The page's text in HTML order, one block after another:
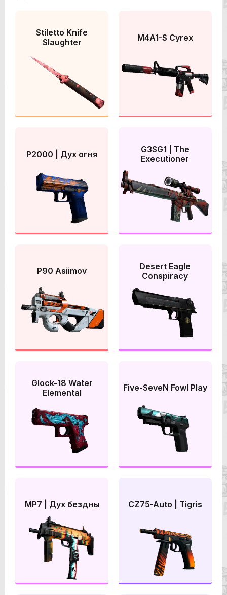
Stiletto Knife
Slaughter
M4A1-S Cyrex
P2000 | Дух огня
G3SG1 | The
Executioner
P90 Asiimov
Desert Eagle
Conspiracy
Glock-18 Water
Elemental
Five-SeveN Fowl Play
MP7 | Дух бездны CZ75-Auto | Tigris